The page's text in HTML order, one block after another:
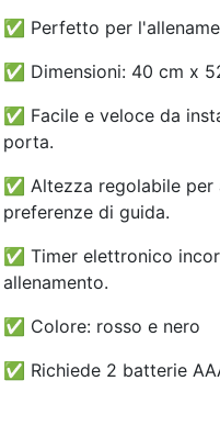
✅ Perfetto per
✅ Dimensioni: 40 cm x
✅ Facile e veloce da
porta.
✅ Altezza regolabile per
preferenze di guida.
✅ Timer elettronico
allenamento.
✅ Colore: rosso e nero
✅ Richiede 2 batterie